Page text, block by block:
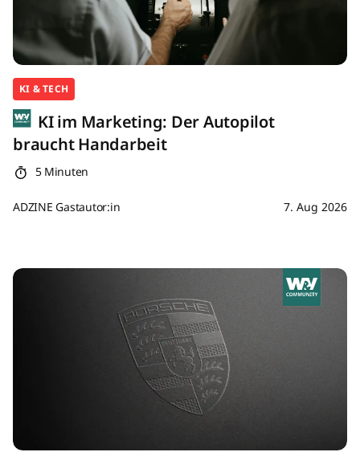
KI & TECH
KI im Marketing: Der Autopilot
braucht Handarbeit
5 Minuten
ADZINE Gastautor:in 7. Aug 2026